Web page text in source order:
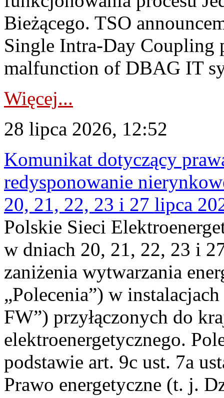
Bieżącego. TSO
Single Intra-Day Coupling
malfunction of DBAG IT
Więcej...
28 lipca 2026, 12:52
Komunikat dotyczący
redysponowanie
20, 21, 22, 23 i 27 lipca
Polskie Sieci
w dniach 20, 21, 22, 23 i
zaniżenia wytwarzania
„Polecenia”) w
FW”) przyłączonych do
elektroenergetycznego.
podstawie art. 9c ust. 7a
Prawo energetyczne (t. j.